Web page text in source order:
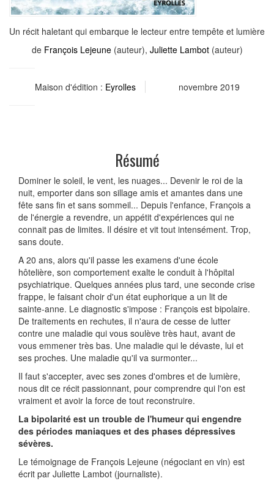
Un récit haletant qui embarque le lecteur entre tempête et lumière
de François Lejeune(auteur), Juliette Lambot(auteur)
Maison d'édition : Eyrolles novembre 2019
Résumé
Dominer le soleil, le vent, les nuages... Devenir le roi de la
nuit, emporter dans son sillage amis et amantes dans une
fête sans fin et sans sommeil... Depuis l'enfance, François a
de l'énergie a revendre, un appétit d'expériences qui ne
connait pas de limites. Il désire et vit tout intensément. Trop,
sans doute.
A 20 ans, alors qu'il passe les examens d'une école
hôtelière, son comportement exalte le conduit à l'hôpital
psychiatrique. Quelques années plus tard, une seconde crise
frappe, le faisant choir d'un état euphorique a un lit de
sainte-anne. Le diagnostic s'impose : François est bipolaire.
De traitements en rechutes, il n'aura de cesse de lutter
contre une maladie qui vous soulève très haut, avant de
vous emmener très bas. Une maladie qui le dévaste, lui et
ses proches. Une maladie qu'il va surmonter...
Il faut s'accepter, avec ses zones d'ombres et de lumière,
nous dit ce récit passionnant, pour comprendre qui l'on est
vraiment et avoir la force de tout reconstruire.
La bipolarité est un trouble de l'humeur qui engendre
des périodes maniaques et des phases dépressives
sévères.
Le témoignage de François Lejeune (négociant en vin) est
écrit par Juliette Lambot (journaliste).